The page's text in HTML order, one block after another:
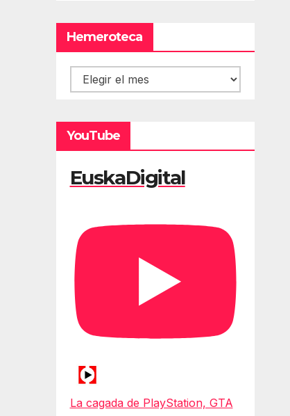
Hemeroteca
Hemeroteca
YouTube
EuskaDigital
La cagada de PlayStation, GTA